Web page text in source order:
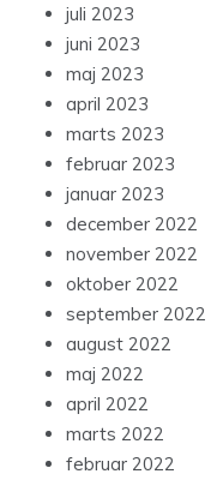
juli 2023
juni 2023
maj 2023
april 2023
marts 2023
februar 2023
januar 2023
december 2022
november 2022
oktober 2022
september 2022
august 2022
maj 2022
april 2022
marts 2022
februar 2022